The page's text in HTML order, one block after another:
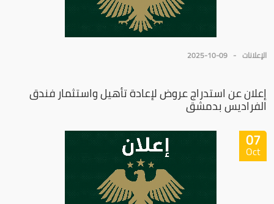
الإعلانات 2025-10-09
إعلان عن استدراج عروض لإعادة تأهيل واستثمار فندق
الفراديس بدمشق
07
Oct